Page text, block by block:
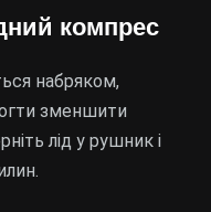
компрес
набряком,
зменшити
лід у рушник і